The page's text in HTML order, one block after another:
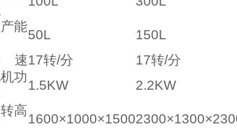
能
50L 150L
速17转/分 17转/分
功
1.5KW 2.2KW
高
1600×1000×1500